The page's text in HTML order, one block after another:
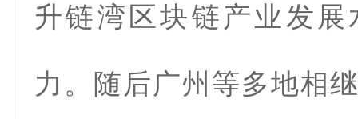
升链湾区块链产业发
力。随后广州等多地相